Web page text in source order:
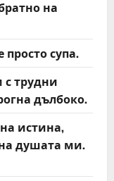
на
супа.
с трудни
дълбоко.
истина,
душата ми.